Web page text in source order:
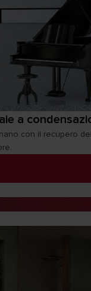
a
con il recupero